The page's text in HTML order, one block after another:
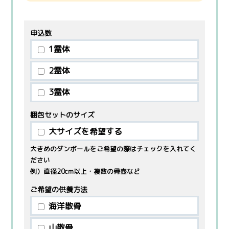
申込数
1霊体
2霊体
3霊体
梱包セットのサイズ
大サイズを希望する
大きめのダンボールをご希望の際はチェックを入れてく
ださい
例）直径20cm以上・複数の骨壺など
ご希望の供養方法
海洋散骨